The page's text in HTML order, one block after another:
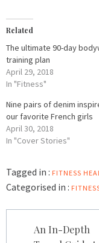
Related
The ultimate 90-day
training plan
April 29, 2018
In "Fitness"
Nine pairs of denim
our favorite French girls
April 30, 2018
In "Cover Stories"
Tagged in : FITNESS
Categorised in :
An In-Depth